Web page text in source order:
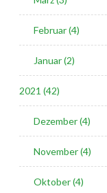
Februar (4)
Januar (2)
2021 (42)
Dezember (4)
November (4)
Oktober (4)